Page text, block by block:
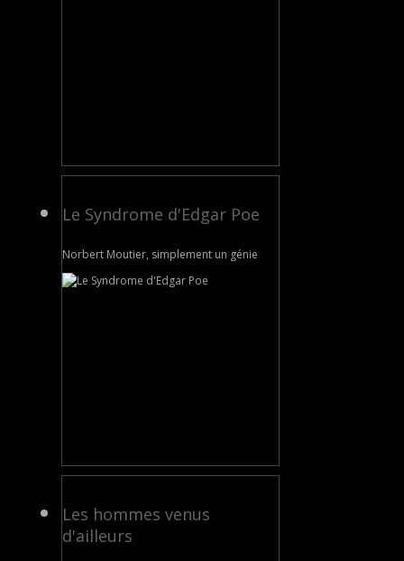
Le Syndrome d'Edgar Poe
Norbert Moutier, simplement un génie
Les hommes venus
d'ailleurs